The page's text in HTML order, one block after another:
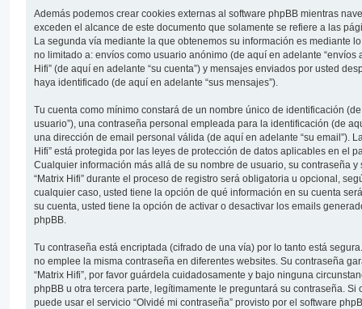
Además podemos crear cookies externas al software phpBB mientras
exceden el alcance de este documento que solamente se refiere a las
La segunda vía mediante la que obtenemos su información es mediante
no limitado a: envíos como usuario anónimo (de aquí en adelante “envíos
Hifi” (de aquí en adelante “su cuenta”) y mensajes enviados por usted
haya identificado (de aquí en adelante “sus mensajes”).
Tu cuenta como mínimo constará de un nombre único de identificación
usuario”), una contraseña personal empleada para la identificación (de
una dirección de email personal válida (de aquí en adelante “su email”).
Hifi” está protegida por las leyes de protección de datos aplicables en el
Cualquier información más allá de su nombre de usuario, su contraseña
“Matrix Hifi” durante el proceso de registro será obligatoria u opcional,
cualquier caso, usted tiene la opción de qué información en su cuenta
su cuenta, usted tiene la opción de activar o desactivar los emails
phpBB.
Tu contraseña está encriptada (cifrado de una vía) por lo tanto está
no emplee la misma contraseña en diferentes websites. Su contraseña
“Matrix Hifi”, por favor guárdela cuidadosamente y bajo ninguna
phpBB u otra tercera parte, legítimamente le preguntará su contraseña. Si
puede usar el servicio “Olvidé mi contraseña” provisto por el software